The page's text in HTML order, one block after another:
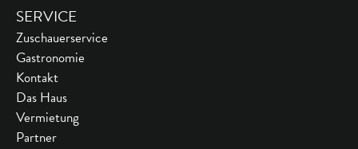
SERVICE
Zuschauerservice
Gastronomie
Kontakt
Das Haus
Vermietung
Partner